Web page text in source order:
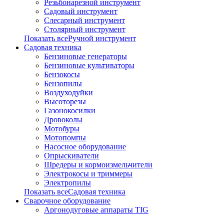
Резьбонарезной инструмент
Садовый инструмент
Слесарный инструмент
Столярный инструмент
Показать всеРучной инструмент
Садовая техника
Бензиновые генераторы
Бензиновые культиваторы
Бензокосы
Бензопилы
Воздуходуйки
Высоторезы
Газонокосилки
Дровоколы
Мотобуры
Мотопомпы
Насосное оборудование
Опрыскиватели
Шредеры и кормоизмельчители
Электрокосы и триммеры
Электропилы
Показать всеСадовая техника
Сварочное оборудование
Аргонодуговые аппараты TIG